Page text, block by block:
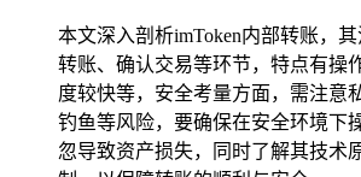
本文深入剖析imToken内部转账，
转账、确认交易等环节，特点有操
度较快等，安全考量方面，需注意
钓鱼等风险，要确保在安全环境下
忽导致资产损失，同时了解其技术